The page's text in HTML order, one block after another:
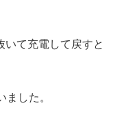
いて充電して戻すと
した。